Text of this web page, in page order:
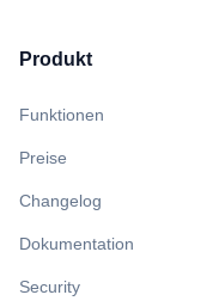
Produkt
Funktionen
Preise
Changelog
Dokumentation
Security